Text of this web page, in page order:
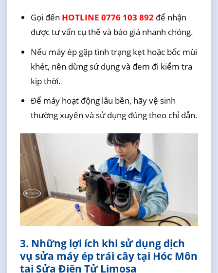
Gọi đến HOTLINE 0776 103 892để nhận
được tư vấn cụ thể và báo giá nhanh chóng.
Nếu máy ép gặp tình trạng kẹt hoặc bốc mùi
khét, nên dừng sử dụng và đem đi kiểm tra
kịp thời.
Để máy hoạt động lâu bền, hãy vệ sinh
thường xuyên và sử dụng đúng theo chỉ dẫn.
3. Những lợi ích khi sử dụng dịch
vụ sửa máy ép trái cây tại Hóc Môn
tại Sửa Điện Tử Limosa